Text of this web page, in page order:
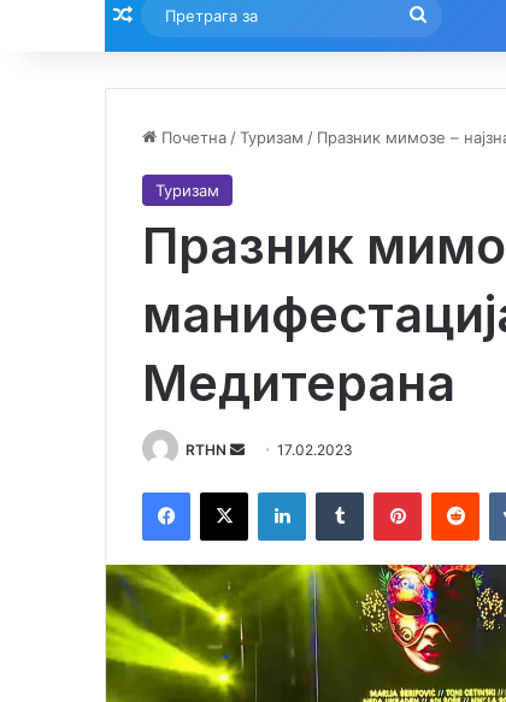
Насумични текстови
Претрага
за
Почетна /Туризам / Празник мимозе –
Туризам
Празник
Медитерана
RTHN
Send
email
17.02.2023
Facebook
X LinkedInTumblr Pinterest